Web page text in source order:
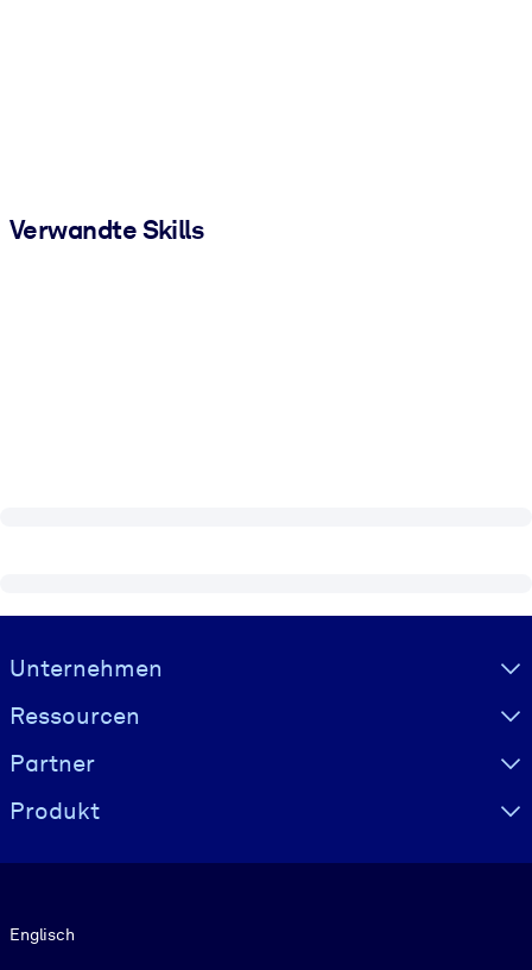
Verwandte Skills
Visually hidden Text
Unternehmen
Ressourcen
Partner
Produkt
Englisch